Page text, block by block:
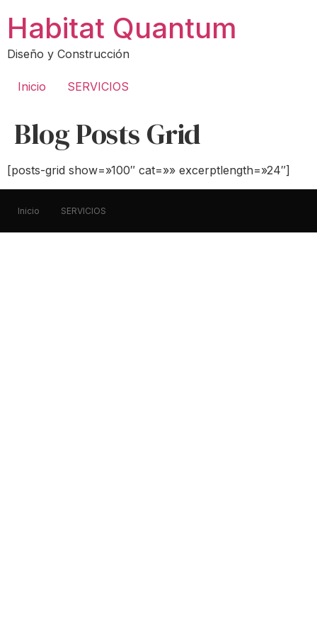
contenido
Habitat Quantum
Diseño y Construcción
Inicio SERVICIOS
Blog Posts Grid
[posts-grid show=»100″ cat=»» excerptlength=»24″]
Inicio SERVICIOS